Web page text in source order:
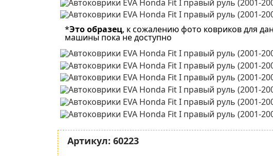
*Это образец, к сожалению фото ковриков для
машины пока не доступно
Артикул: 60223